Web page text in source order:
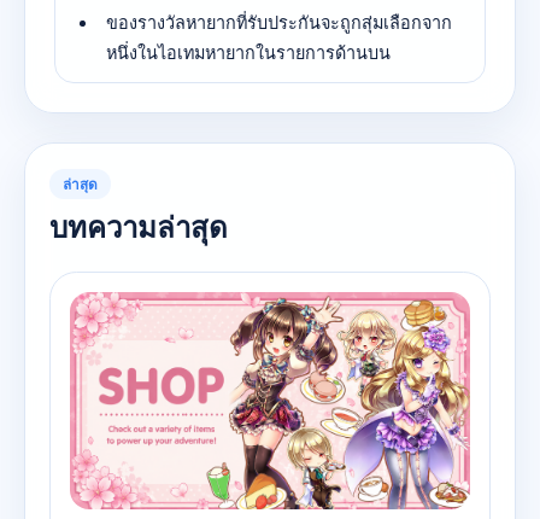
ของรางวัลหายากที่รับประกันจะถูกสุ่มเลือกจาก
หนึ่งในไอเทมหายากในรายการด้านบน
ล่าสุด
บทความล่าสุด